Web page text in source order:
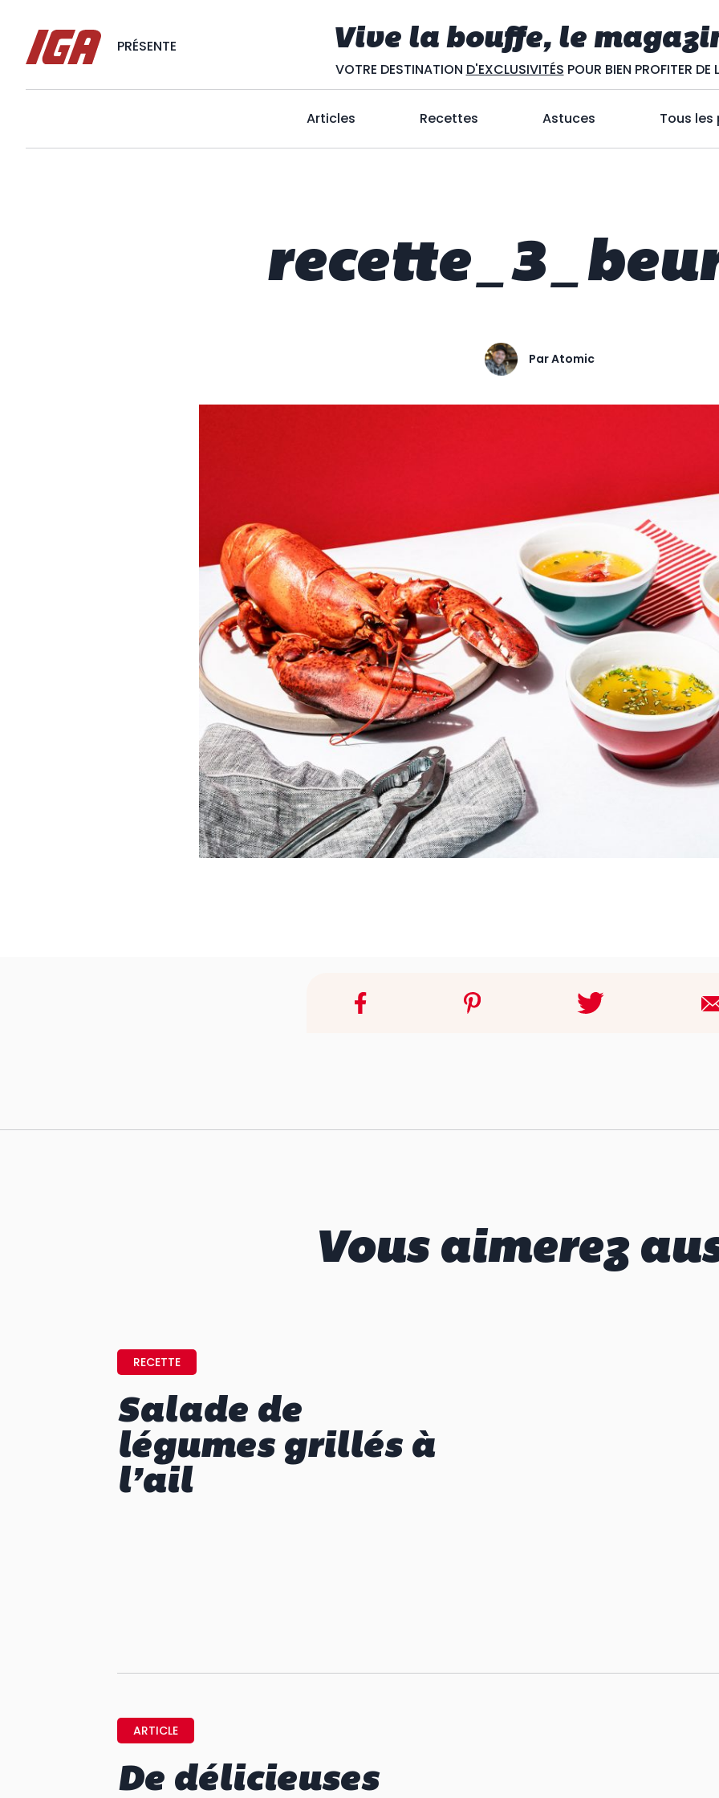
PRÉSENTE Vive la bouffe, le
VOTRE DESTINATION D'EXCLUSIVITÉS POUR BIEN PROFITER DE
Articles Recettes Astuces Tous
ParAtomic
Vous aimerez
RECETTE
Salade de
légumes grillés à
l’ail
ARTICLE
De délicieuses